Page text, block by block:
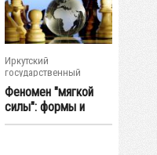
Иркутский
государственный
университет
Феномен "мягкой
силы": формы и
задачи в...